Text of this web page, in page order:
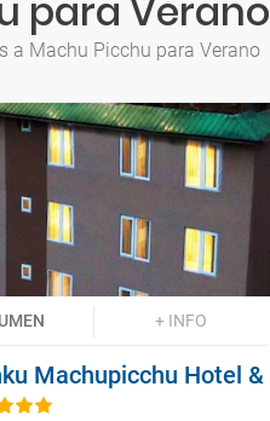
para Verano
a Machu Picchu para Verano
+ INFO
Machupicchu Hotel &